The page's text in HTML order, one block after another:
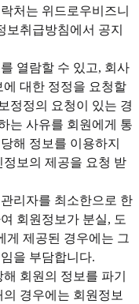
처는 위드로우비즈니
취급방침에서 공지
열람할 수 있고, 회사
대한 정정을 요청할
정정의 요청이 있는 경
는 사유를 회원에게 통
해 정보를 이용하지
보의 제공을 요청 받
리자를 최소한으로 한
회원정보가 분실, 도
게 제공된 경우에는 그
을 부담합니다.
회원의 정보를 파기
경우에는 회원정보